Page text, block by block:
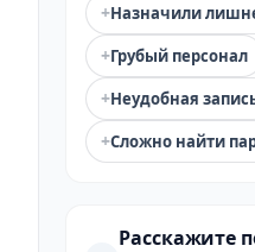
+Назначили
+Грубый персонал
+Неудобная
+Сложно найти
Расскажите